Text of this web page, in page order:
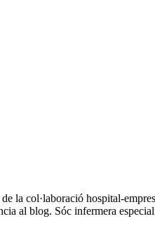
la col·laboració hospital-
al blog. Sóc infermera